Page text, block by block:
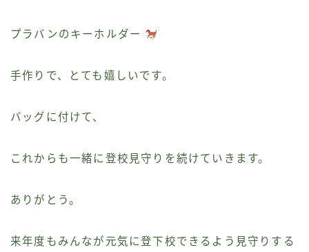
プラバンのキーホルダー
手作りで、とても嬉しいです。
バッグに付けて、
これからも一緒に登校見守りを続けていきます。
ありがとう。
来年度もみんなが元気に登下校できるよう見守りする